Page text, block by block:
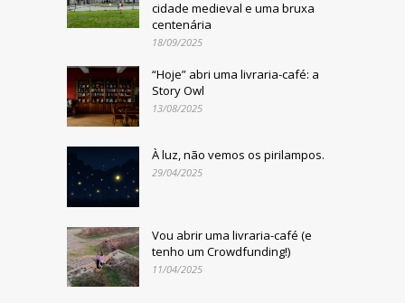
cidade medieval e uma bruxa
centenária
18/09/2025
“Hoje” abri uma livraria-café: a
Story Owl
13/08/2025
À luz, não vemos os pirilampos.
29/04/2025
Vou abrir uma livraria-café (e
tenho um Crowdfunding!)
11/04/2025